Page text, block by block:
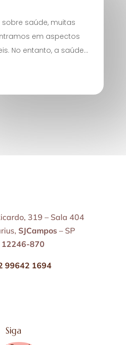
saúde, muitas
em aspectos
No entanto, a saúde...
319 – Sala 404
SJCampos – SP
12246-870
99642 1694
Siga